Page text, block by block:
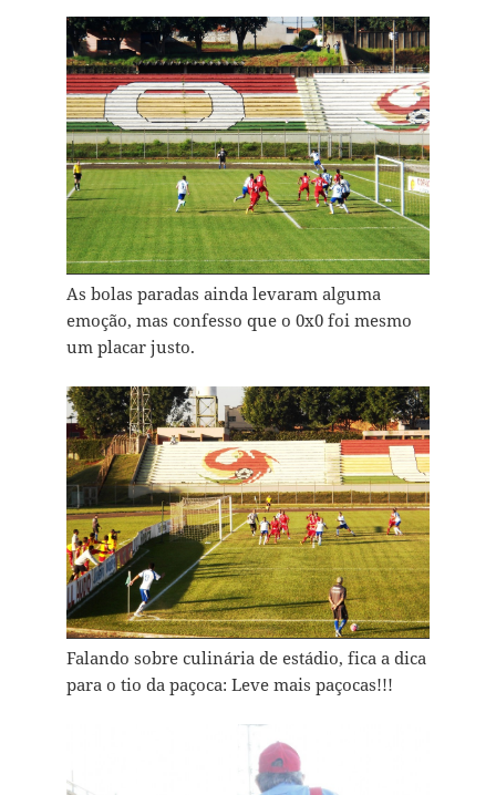
As bolas paradas ainda levaram alguma
emoção, mas confesso que o 0x0 foi mesmo
um placar justo.
Falando sobre culinária de estádio, fica a dica
para o tio da paçoca: Leve mais paçocas!!!